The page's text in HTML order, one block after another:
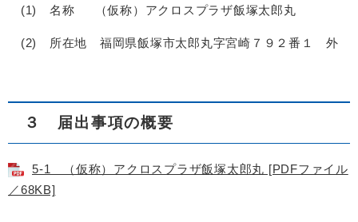
(1) 名称 （仮称）アクロスプラザ飯塚太郎丸
(2) 所在地 福岡県飯塚市太郎丸字宮崎７９２番１ 外
３ 届出事項の概要
5-1 （仮称）アクロスプラザ飯塚太郎丸 [PDFファイル
／68KB]